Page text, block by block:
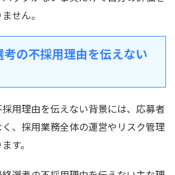
せん。
の不採用理由を伝えない
用理由を伝えない背景には、応募者
、採用業務全体の運営やリスク管理
す。